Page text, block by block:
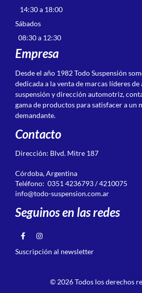
14:30 a 18:00
Sábados
08:30 a 12:30
Empresa
Desde el año 1982 Todo Suspensión
dedicada a la venta de marcas líderes
suspensión y dirección automotriz,
gama de productos para satisfacer a un
demandante.
Contacto
Dirección: Blvd. Mitre 187
Córdoba, Argentina
Teléfono: 0351 4236793 / 4210075
info@todo-suspension.com.ar
Seguinos en las redes
Suscripción al newsletter
© 2026 Todos los derechos